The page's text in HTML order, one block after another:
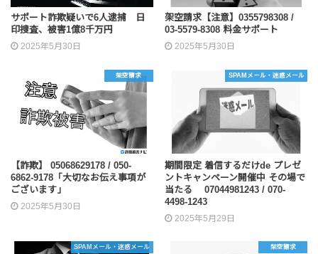
サポート詐欺疑いで6人逮捕 日
印捜査、被害1億8千万円
2025年5月30日
架空請求【注意】0355798308 /
03-5579-8308 料金サポート
2025年5月30日
架空請求
【詐欺】 05068629178 / 050-
6862-9178「大切なお伝え事項が
ございます」
2025年5月30日
SPAMメール・迷惑メール
期間限定 着信するだけde プレゼ
ントキャンペーン開催中 その場で
当たる 07044981243 / 070-
4498-1243
2025年5月29日
SPAMメール・迷惑メール 架空請求